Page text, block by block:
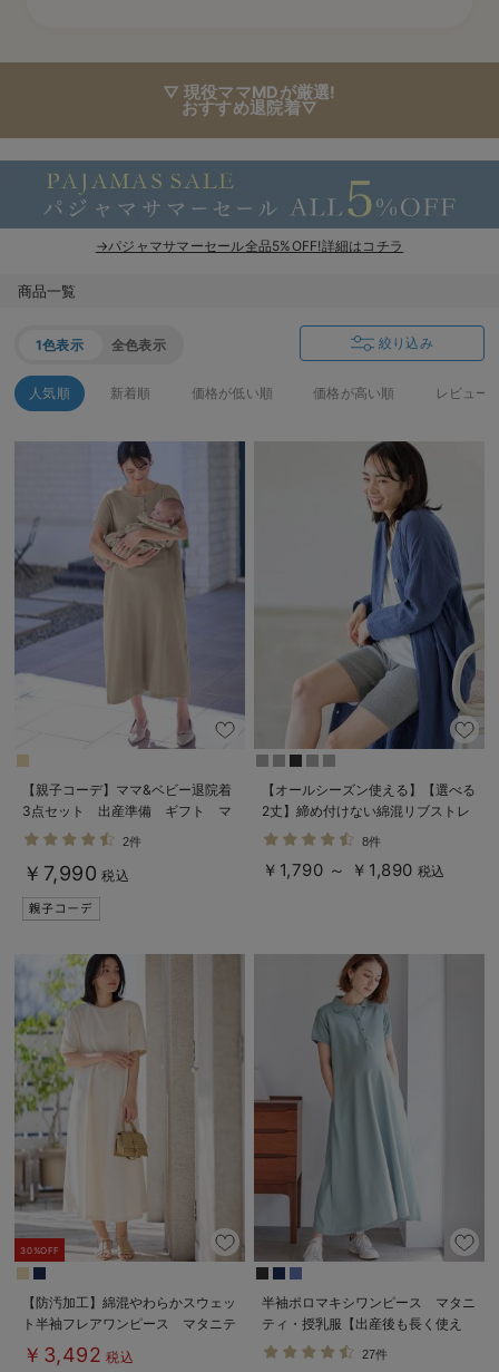
▽ 現役ママMDが厳選!
おすすめ退院着▽
→パジャマサマーセール全品5%OFF!詳細はコチラ
商品一覧
1色表示 全色表示 絞り込み
人気順 新着順 価格が低い順 価格が高い順 レビュー
【親子コーデ】ママ&ベビー退院着
3点セット 出産準備 ギフト マ
タニティ・産後【出産後も長く使え
2件
￥7,990 税込
【オールシーズン使える】【選べる
2丈】締め付けない綿混リブストレ
ートレギンス【産後まで長く使え
8件
￥1,790 ～ ￥1,890 税込
30%OFF
【防汚加工】綿混やわらかスウェッ
ト半袖フレアワンピース マタニテ
ィ・産後【出産後も長く使える】
￥3,492 税込
半袖ポロマキシワンピース マタニ
ティ・授乳服【出産後も長く使え
る】
27件